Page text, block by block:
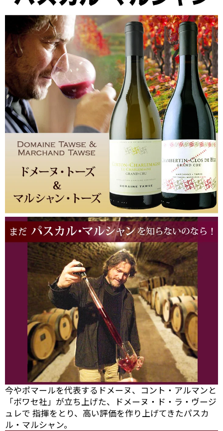
今やポマールを代表するドメーヌ、コント・アルマンと
「ボワセ社」が立ち上げた、ドメーヌ・ド・ラ・ヴージ
ュレで 指揮をとり、高い評価を作り上げてきたパスカ
ル・マルシャン。